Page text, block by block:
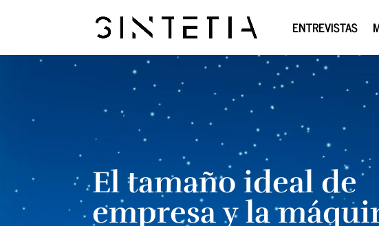
ENTREVISTAS
El tamaño ideal de
empresa y la